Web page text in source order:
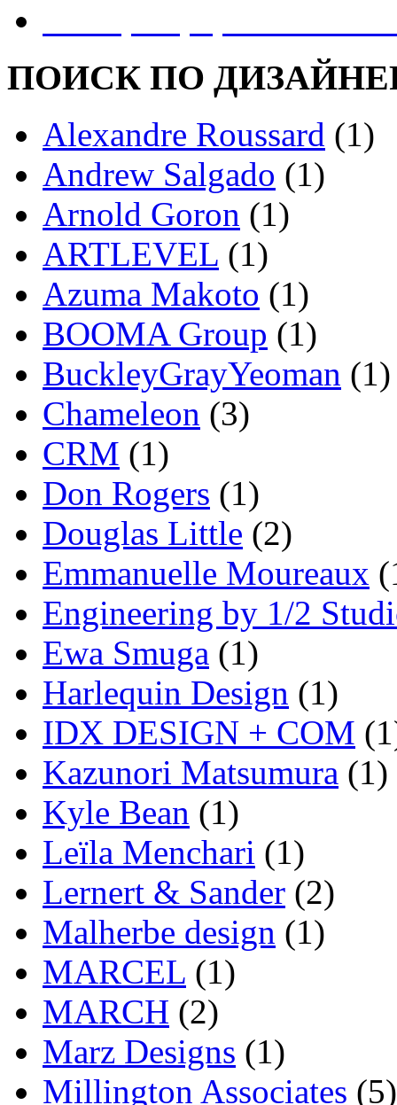
ПОИСК ПО
Alexandre Roussard (1)
Andrew Salgado (1)
Arnold Goron (1)
ARTLEVEL (1)
Azuma Makoto (1)
BOOMA Group (1)
BuckleyGrayYeoman (1)
Chameleon (3)
CRM (1)
Don Rogers (1)
Douglas Little (2)
Emmanuelle Moureaux
Engineering by 1/2
Ewa Smuga (1)
Harlequin Design (1)
IDX DESIGN + COM
Kazunori Matsumura (1)
Kyle Bean (1)
Leïla Menchari (1)
Lernert & Sander (2)
Malherbe design (1)
MARCEL (1)
MARCH (2)
Marz Designs (1)
Millington Associates (5)